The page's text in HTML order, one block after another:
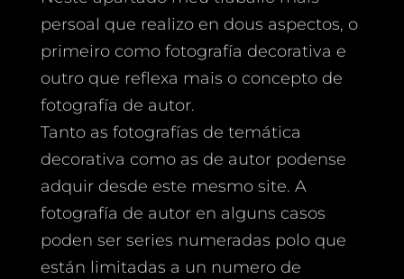
persoal que realizo en dous aspectos, o
primeiro como fotografía decorativa e
outro que reflexa mais o concepto de
fotografía de autor.
Tanto as fotografías de temática
decorativa como as de autor podense
adquir desde este mesmo site. A
fotografía de autor en alguns casos
poden ser series numeradas polo que
están limitadas a un numero de